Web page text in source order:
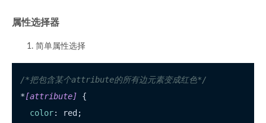
属性选择器
简单属性选择
/*把包含某个attribute的所有边元素变成红色*/
*[attribute] {
color: red;